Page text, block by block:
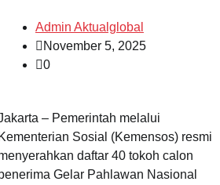
Admin Aktualglobal
November 5, 2025
0
– Pemerintah melalui
Kementerian Sosial (Kemensos) resmi
daftar 40 tokoh calon
Gelar Pahlawan Nasional